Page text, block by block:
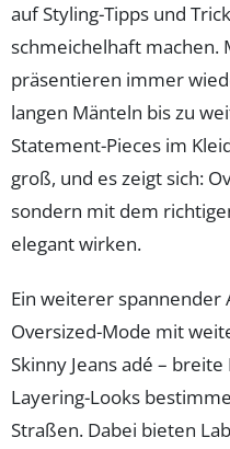
auf Styling-Tipps und
schmeichelhaft machen.
präsentieren immer
langen Mänteln bis zu
Statement-Pieces im
groß, und es zeigt sich:
sondern mit dem
elegant wirken.
Ein weiterer spannender
Oversized-Mode mit
Skinny Jeans adé –
Layering-Looks
Straßen. Dabei bieten